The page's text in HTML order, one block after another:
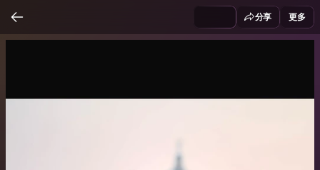
分享 更多